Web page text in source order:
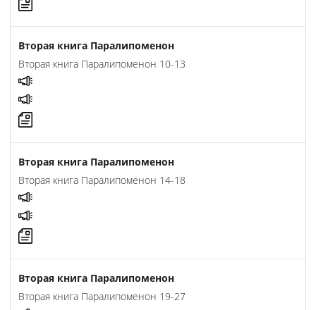
Вторая книга Паралипоменон
Вторая книга Паралипоменон 10-13
Вторая книга Паралипоменон
Вторая книга Паралипоменон 14-18
Вторая книга Паралипоменон
Вторая книга Паралипоменон 19-27